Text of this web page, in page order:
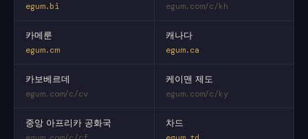
egum.bi egum.com/c/kh
카메룬
egum.cm
캐나다
egum.ca
카보베르데
egum.com/c/cv
케이맨 제도
egum.com/c/ky
중앙 아프리카 공화국 차드